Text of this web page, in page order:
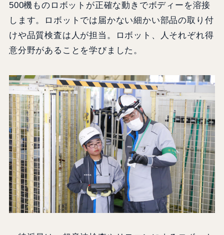
500機ものロボットが正確な動きでボディーを溶接
します。ロボットでは届かない細かい部品の取り付
けや品質検査は人が担当。ロボット、人それぞれ得
意分野があることを学びました。